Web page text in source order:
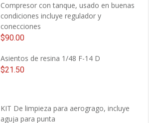
Compresor con tanque, usado en buenas
condiciones incluye regulador y
conecciones
$90.00
Asientos de resina 1/48 F-14 D
$21.50
KIT De limpieza para aerogrago, incluye
aguja para punta